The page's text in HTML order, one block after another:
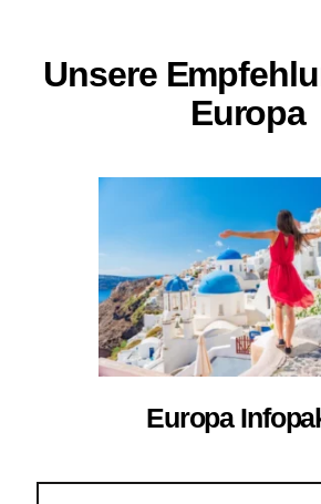
Unsere
Europa
Europa